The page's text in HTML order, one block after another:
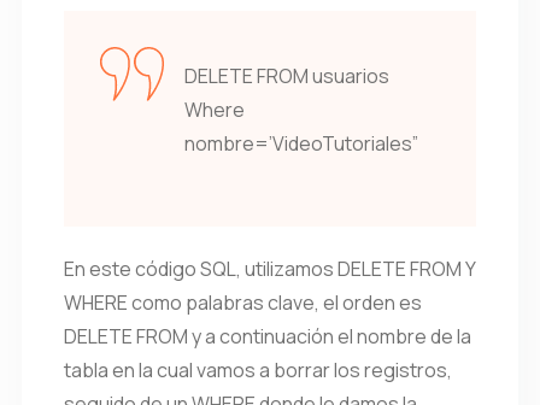
DELETE FROM usuarios
Where
nombre=’VideoTutoriales”
En este código SQL, utilizamos DELETE FROM Y
WHERE como palabras clave, el orden es
DELETE FROM y a continuación el nombre de la
tabla en la cual vamos a borrar los registros,